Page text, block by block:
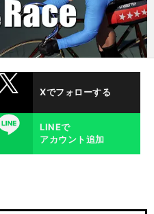
Xでフォローする
LINEで
アカウント追加